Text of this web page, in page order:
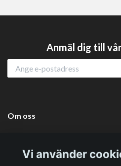
Anmäl dig till
Om oss
Vi använder